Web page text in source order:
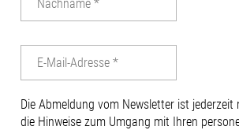
Die Abmeldung vom Newsletter ist jederzeit
die Hinweise zum Umgang mit Ihren